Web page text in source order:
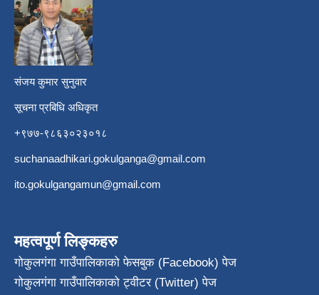
संजय कुमार सुनुवार
सूचना प्रबिधि अधिकृत
+९७७-९८६३०२३०१८
suchanaadhikari.gokulganga@gmail.com
ito.gokulgangamun@gmail.com
महत्वपूर्ण लिङ्कहरु
गोकुलगंगा गाउँपालिकाको फेसबुक (Facebook) पेज
गोकुलगंगा गाउँपालिकाको ट्वीटर (Twitter) पेज